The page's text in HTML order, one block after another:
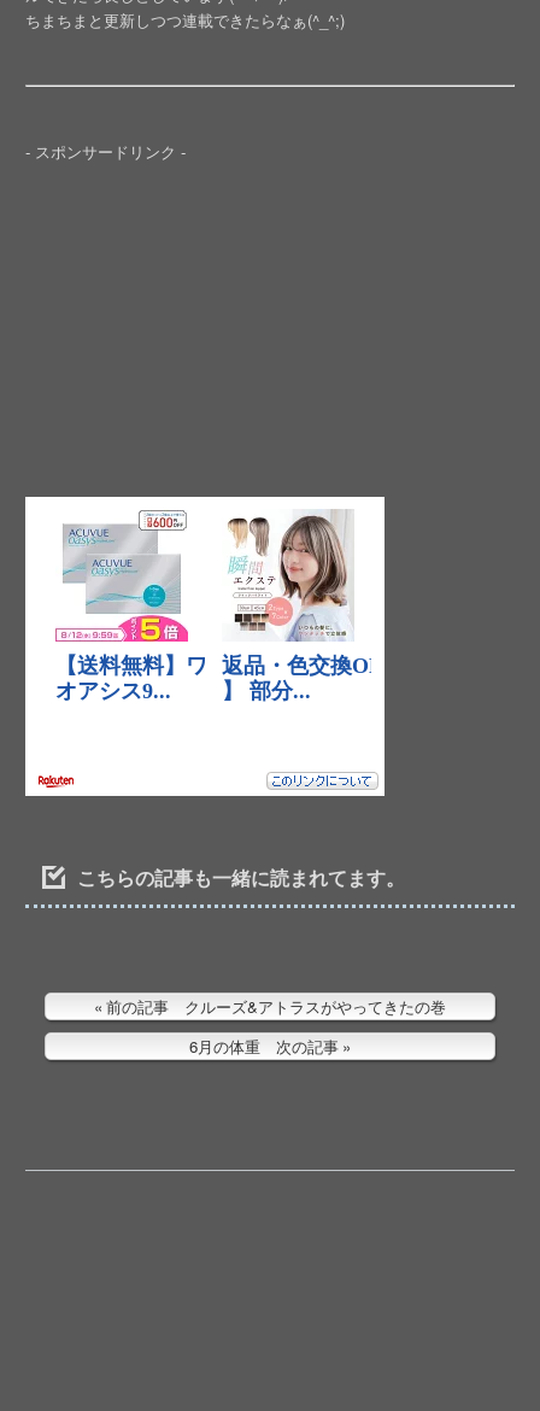
ちまちまと更新しつつ連載できたらなぁ(^_^;)
- スポンサードリンク -
こちらの記事も一緒に読まれてます。
前の記事 クルーズ&アトラスがやってきたの巻
6月の体重 次の記事